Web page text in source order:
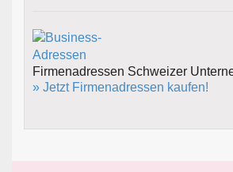
Firmenadressen Schweizer
» Jetzt Firmenadressen kaufen!